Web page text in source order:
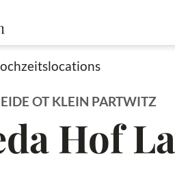
OT KLEIN PARTWITZ
Hof